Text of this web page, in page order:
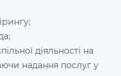
діяльності на
надання послуг у